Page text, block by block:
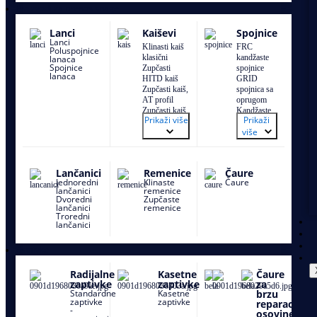
Lanci
Lanci
Poluspojnice
lanaca
Spojnice
lanaca
Kaiševi
Klinasti kaiš
klasični
Zupčasti
HITD kaiš
Zupčasti kaiš,
AT profil
Zupčasti kaiš,
T profil
Zupčasti kaiš
XL
Uskoprofilno
klinasto
remenje
Uskoprofilno
remenje XP
extra power
Višekanalno
remenje
Prikaži više
Spojnice
FRC
kandžaste
spojnice
GRID
spojnica sa
oprugom
Kandžaste
Jaw
spojnice
Perifleks
kardanske
spojnice
Prikaži
više
Lančanici
Jednoredni
lančanici
Dvoredni
lančanici
Troredni
lančanici
Remenice
Klinaste
remenice
Zupčaste
remenice
Čaure
Čaure
Radijalne
zaptivke
Standardne
zaptivke
-
Kasetne
zaptivke
Kasetne
zaptivke
Čaure
za
brzu
reparaciju
osovine